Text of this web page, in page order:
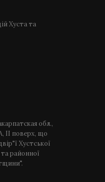
Хуста та
обл.,
ІІ поверх, що
Хустської
районної